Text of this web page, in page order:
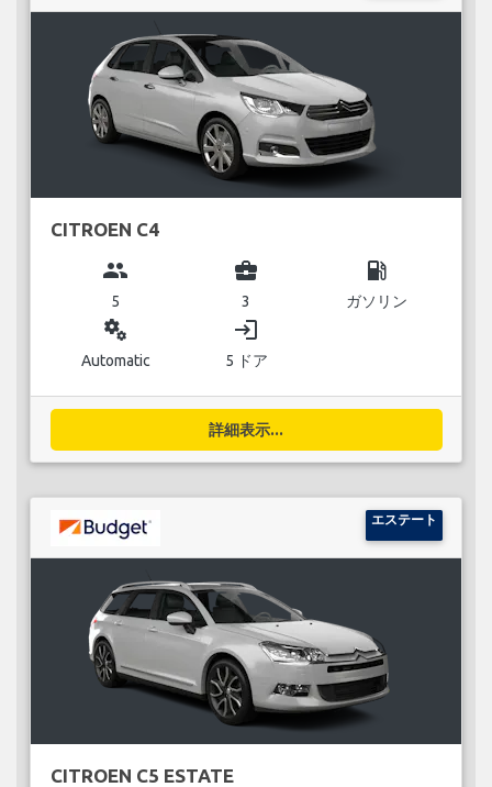
CITROEN C4
group
5
business_center
3
local_gas_station
ガソリン
miscellaneous_services
Automatic
login
5 ドア
詳細表示...
エステート
CITROEN C5 ESTATE